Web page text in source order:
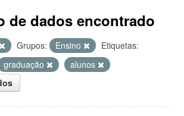
de dados encontrado
Grupos: Ensino
Etiquetas:
graduação
alunos